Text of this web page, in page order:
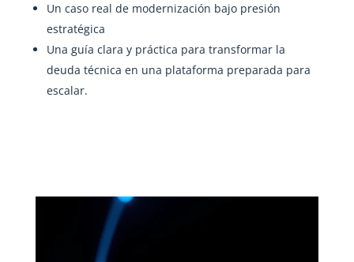
Un caso real de modernización bajo presión
estratégica
Una guía clara y práctica para transformar la
deuda técnica en una plataforma preparada para
escalar.